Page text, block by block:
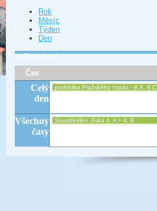
Rok
Měsíc
Týden
Den
« Předchozí
Čas
Celý
den
prohlídka Pražského hradu - 8.A, 8.C
Všechny
časy
Soustředění Jívka 4. A + 4. B